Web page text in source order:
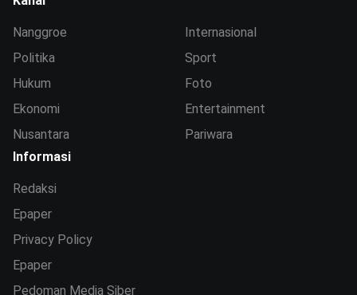
Nanggroe
Politika
Hukum
Ekonomi
Nusantara
Internasional
Sport
Foto
Entertainment
Pariwara
Informasi
Redaksi
Epaper
Privacy Policy
Epaper
Pedoman Media Siber